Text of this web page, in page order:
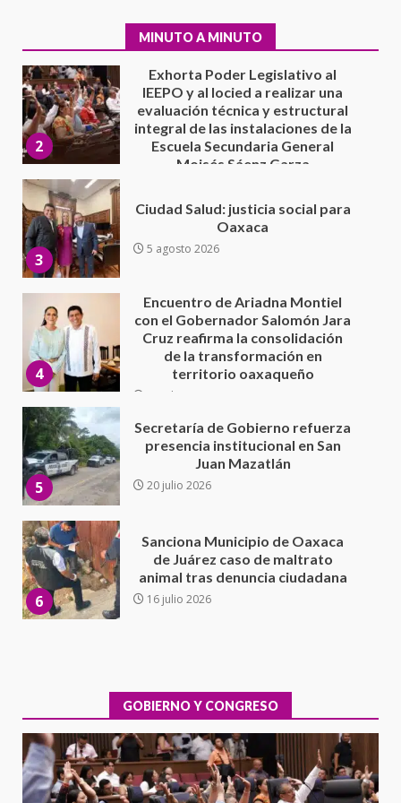
MINUTO A MINUTO
Escuela Secundaria General
Moisés Sáenz Garza
5 agosto 2026
3
Ciudad Salud: justicia social para
Oaxaca
5 agosto 2026
4
con el Gobernador Salomón Jara
Cruz reafirma la consolidación
de la transformación en
5
Secretaría de Gobierno refuerza
presencia institucional en San
Juan Mazatlán
20 julio 2026
6
Sanciona Municipio de Oaxaca
de Juárez caso de maltrato
animal tras denuncia ciudadana
16 julio 2026
7
California; FGR lo investiga por
presuntos delitos de
delincuencia organizada y
contrabando
1
Xanica: Jesús Romero
7 agosto 2026
Exhorta Poder Legislativo al
IEEPO y al Iocied a realizar una
evaluación técnica y estructural
GOBIERNO Y CONGRESO